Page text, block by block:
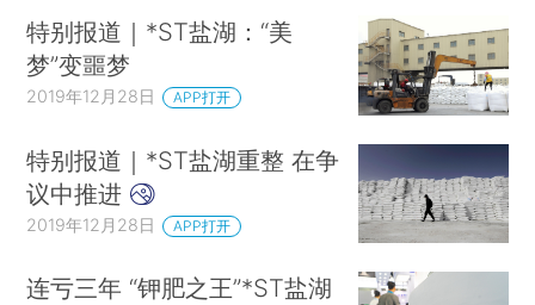
特别报道｜*ST盐湖：“美
梦”变噩梦
2019年12月28日 APP打开
特别报道｜*ST盐湖重整 在争
议中推进
2019年12月28日 APP打开
连亏三年 “钾肥之王”*ST盐湖